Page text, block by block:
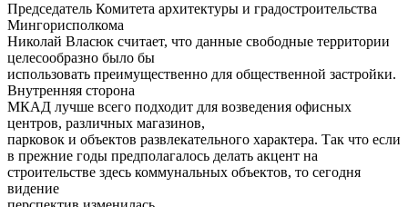
Председатель Комитета архитектуры и градостроительства
Мингорисполкома
Николай Власюк считает, что данные свободные территории
целесообразно было бы
использовать преимущественно для общественной застройки.
Внутренняя сторона
МКАД лучше всего подходит для возведения офисных
центров, различных магазинов,
парковок и объектов развлекательного характера. Так что если
в прежние годы предполагалось делать акцент на
строительстве здесь коммунальных объектов, то сегодня
видение